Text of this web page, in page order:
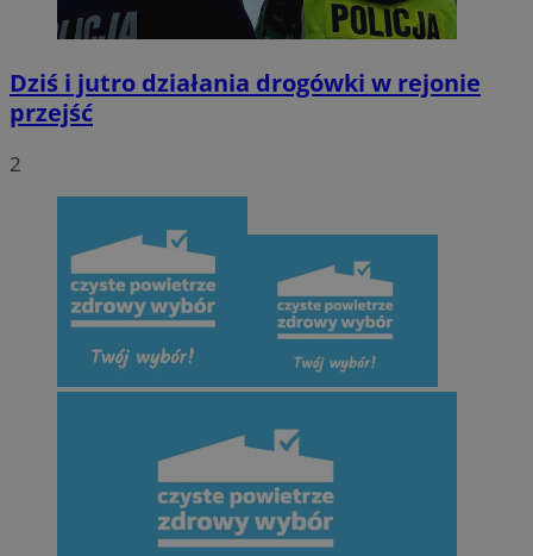
Dziś i jutro działania drogówki w rejonie
przejść
2